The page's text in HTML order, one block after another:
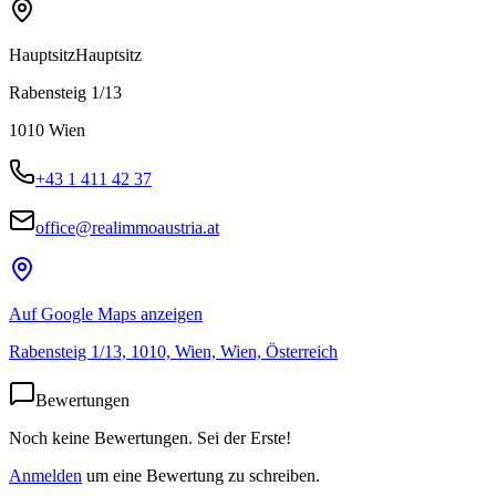
HauptsitzHauptsitz
Rabensteig 1/13
1010 Wien
+43 1 411 42 37
office@realimmoaustria.at
Auf Google Maps anzeigen
Rabensteig 1/13, 1010, Wien, Wien, Österreich
Bewertungen
Noch keine Bewertungen. Sei der Erste!
Anmelden um eine Bewertung zu schreiben.